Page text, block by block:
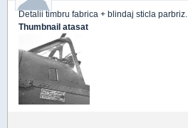
Detalii timbru fabrica + blindaj sticla parbriz.
Thumbnail atasat